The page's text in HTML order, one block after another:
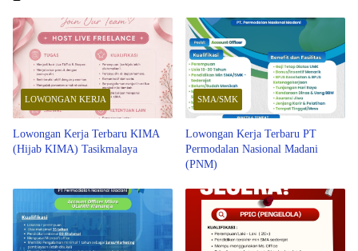
LOWONGAN KERJA
Lowongan Kerja Terbaru KIMA
(Hijab KIMA) Tasikmalaya
SMA/SMK
Lowongan Kerja Terbaru PT
Permodalan Nasional Madani
(PNM)